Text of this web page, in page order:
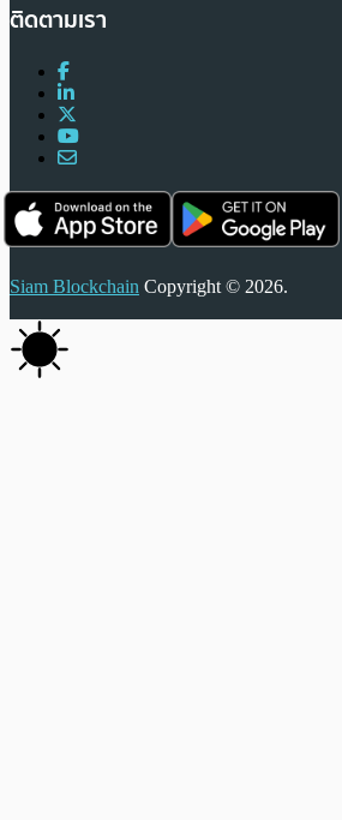
ติดตามเรา
Siam Blockchain Copyright © 2026.